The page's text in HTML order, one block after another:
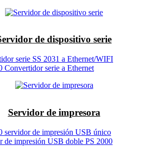
de dispositivo serie
serie SS 2031 a Ethernet/WIFI
Convertidor serie a Ethernet
Servidor de impresora
servidor de impresión USB único
de impresión USB doble PS 2000